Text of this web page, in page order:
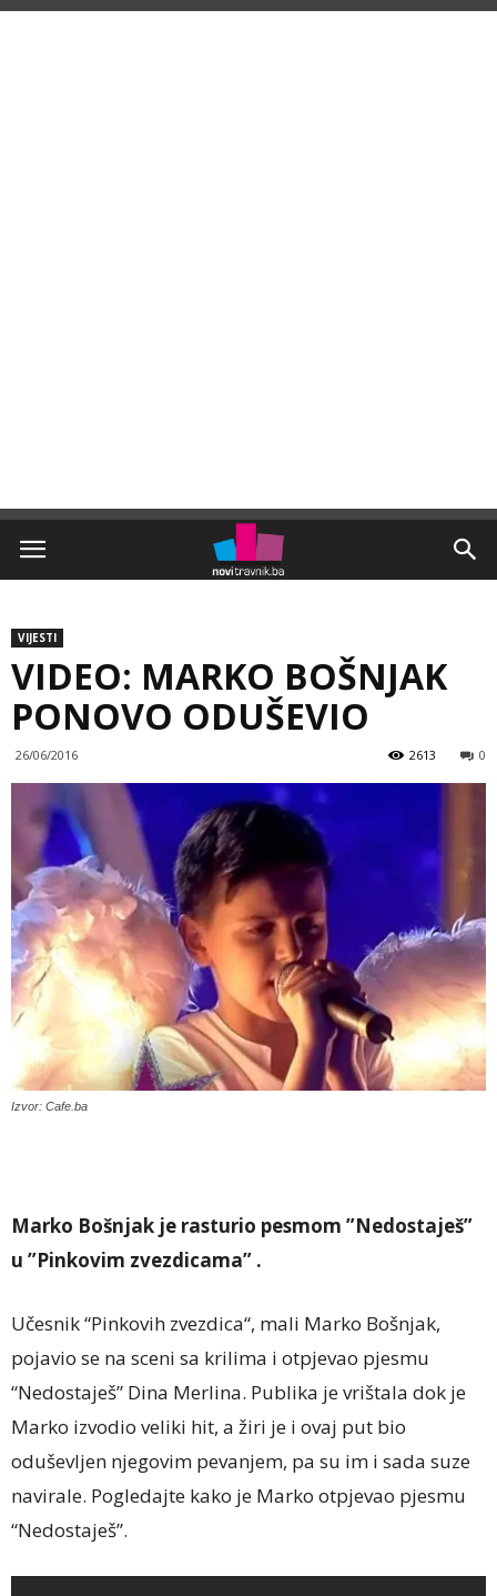
VIJESTI
VIDEO: MARKO BOŠNJAK
PONOVO ODUŠEVIO
26/06/2016 0
2613
Izvor: Cafe.ba
Marko Bošnjak je rasturio pesmom ”Nedostaješ”
u ”Pinkovim zvezdicama” .
Učesnik “Pinkovih zvezdica“, mali Marko Bošnjak,
pojavio se na sceni sa krilima i otpjevao pjesmu
“Nedostaješ” Dina Merlina. Publika je vrištala dok je
Marko izvodio veliki hit, a žiri je i ovaj put bio
oduševljen njegovim pevanjem, pa su im i sada suze
navirale. Pogledajte kako je Marko otpjevao pjesmu
“Nedostaješ”.